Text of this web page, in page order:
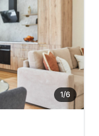
1/6